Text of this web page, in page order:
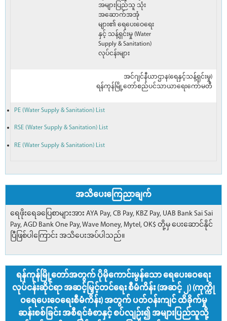
အများပြည်သူ သုံး
အဆောက်အအုံ
များ၏ ရေပေးဝေရေး
နှင့် သန့်ရှင်းမှု (Water
Supply & Sanitation)
လုပ်ငန်းများ
အင်ဂျင်နီယာဌာန(ရေနှင့်သန့်ရှင်းမှု)
ရန်ကုန်မြို့တော်စည်ပင်သာယာရေးကော်မတီ
PE (Water Supply & Sanitation) List
RSE (Water Supply & Sanitation) List
RE (Water Supply & Sanitation) List
အသိပေးကြေညာချက်
ရေဖိုးရေခပြေစာများအား AYA Pay, CB Pay, KBZ Pay, UAB Bank Sai Sai
Pay, AGD Bank One Pay, Wave Money, Mytel, OK$ တို့မှ ပေးဆောင်နိုင်
ပြီဖြစ်ပါကြောင်း အသိပေးအပ်ပါသည်။
ရန်ကုန်မြို့တော်အတွက် ပိုမိုကောင်းမွန်သော ရေပေးဝေရေး
လုပ်ငန်းဆိုင်ရာ အဆင့်မြှင့်တင်ရေး စီမံကိန်း (အဆင့် ၂) (ကုက္ကို
ဝရေပေးဝေရေးစီမံကိန်း) အတွက် ပတ်ဝန်းကျင် ထိခိုက်မှု
ဆန်းစစ်ခြင်း အစီရင်ခံစာနှင့် စပ်လျဉ်း၍ အများပြည်သူသို့